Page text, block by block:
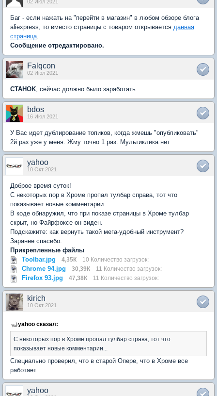
02 Июл 2021
Баг - если нажать на "перейти в магазин" в любом обзоре блога
aliexpress, то вместо страницы с товаром открывается данная
страница.
Сообщение отредактировано.
Falqcon
02 Июл 2021
CTAHOK, сейчас должно было заработать
bdos
16 Июл 2021
У Вас идет дублирование топиков, когда жмешь "опубликовать"
2й раз уже у меня. Жму точно 1 раз. Мультиклика нет
yahoo
10 Окт 2021
Доброе время суток!
С некоторых пор в Хроме пропал тулбар справа, тот что
показывает новые комментарии...
В коде обнаружил, что при показе страницы в Хроме тулбар
скрыт, но Файрфоксе он виден.
Подскажите: как вернуть такой мега-удобный инструмент?
Заранее спасибо.
Прикрепленные файлы
Toolbar.jpg
4,35К 10 Количество загрузок:
Chrome 94.jpg 30,39К 11 Количество загрузок:
Firefox 93.jpg 47,38К 11 Количество загрузок:
kirich
10 Окт 2021
yahoo сказал:
С некоторых пор в Хроме пропал тулбар справа, тот что
показывает новые комментарии...
Специально проверил, что в старой Опере, что в Хроме все
работает.
yahoo